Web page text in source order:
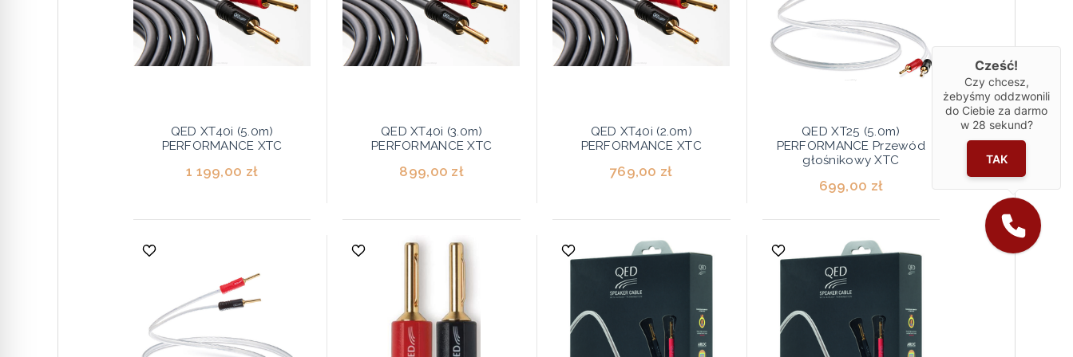
QED XT40i (5.0m)
PERFORMANCE XTC
1 199,00 zł
QED XT40i (3.0m)
PERFORMANCE XTC
899,00 zł
QED XT40i (2.0m)
PERFORMANCE XTC
769,00 zł
QED XT25 (5.0m)
PERFORMANCE Przewód
głośnikowy XTC
699,00 zł
Cześć!
Czy chcesz,
żebyśmy oddzwonili
do Ciebie za darmo
w 28 sekund?
TAK